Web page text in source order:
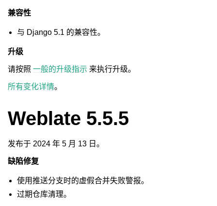
兼容性
与 Django 5.1 的兼容性。
升级
请按照 一般的升级指示 来执行升级。
所有变化详情。
Weblate 5.5.5
发布于 2024 年 5 月 13 日。
缺陷修复
使用推送分支时的虚假合并失败警报。
过期仓库清理。